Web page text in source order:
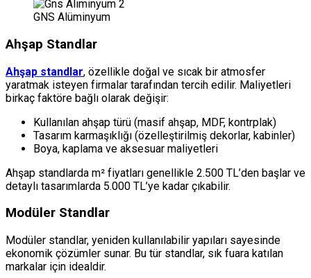
GNS Alüminyum
Ahşap Standlar
Ahşap standlar, özellikle doğal ve sıcak bir atmosfer
yaratmak isteyen firmalar tarafından tercih edilir. Maliyetleri
birkaç faktöre bağlı olarak değişir:
Kullanılan ahşap türü (masif ahşap, MDF, kontrplak)
Tasarım karmaşıklığı (özelleştirilmiş dekorlar, kabinler)
Boya, kaplama ve aksesuar maliyetleri
Ahşap standlarda m² fiyatları genellikle 2.500 TL’den başlar ve
detaylı tasarımlarda 5.000 TL’ye kadar çıkabilir.
Modüler Standlar
Modüler standlar, yeniden kullanılabilir yapıları sayesinde
ekonomik çözümler sunar. Bu tür standlar, sık fuara katılan
markalar için idealdir.